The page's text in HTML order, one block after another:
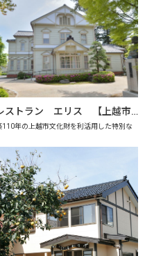
レストラン エリス 【上越市地産地消推進の店認定店】
110年の上越市文化財を利活用した特別な